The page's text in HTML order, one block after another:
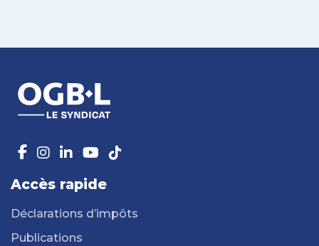
Accès rapide
Déclarations d’impôts
Publications